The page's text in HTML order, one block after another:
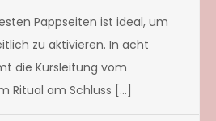
Pappseiten ist ideal, um
zu aktivieren. In acht
die Kursleitung vom
Ritual am Schluss […]